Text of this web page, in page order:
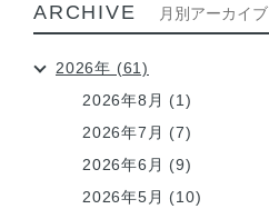
ARCHIVE 月別アーカイブ
2026年 (61)
2026年8月 (1)
2026年7月 (7)
2026年6月 (9)
2026年5月 (10)